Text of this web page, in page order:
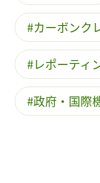
カーボンク
レポーティ
政府・国際